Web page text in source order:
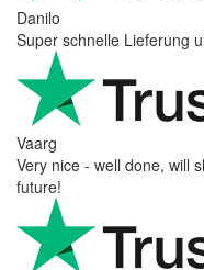
Danilo
Super schnelle Lieferung
Vaarg
Very nice - well done, will
future!